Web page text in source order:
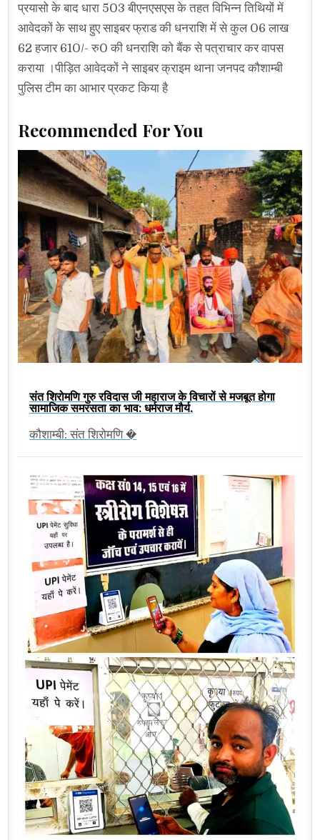
प्रयासो के बाद धारा 503 बीएनएसएस के तहत विभिन्न तिथियों में
आवेदकों के साथ हुए साइबर फ्राड की धनराशि में से कुल 06 लाख
62 हजार 610/- रु0 की धनराशि को बैंक से पत्राचार कर वापस
कराया ।पीड़ित आवेदकों ने साइबर क्राइम थाना जनपद कौशाम्बी
पुलिस टीम का आभार प्रकट किया है
Recommended For You
संत शिरोमणि गुरु रविदास जी महाराज के विचारों से मजबूत होगा
सामाजिक समरसता का भाव: धर्मराज मौर्य,
कौशाम्बी: संत शिरोमणि �